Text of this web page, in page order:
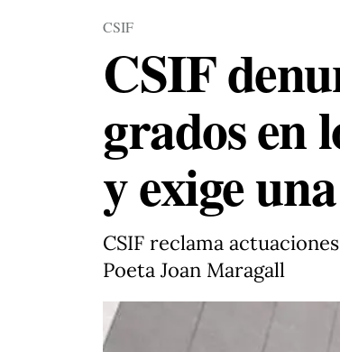
CSIF
CSIF
grados en
y exige
CSIF reclama
Poeta Joan Maragall